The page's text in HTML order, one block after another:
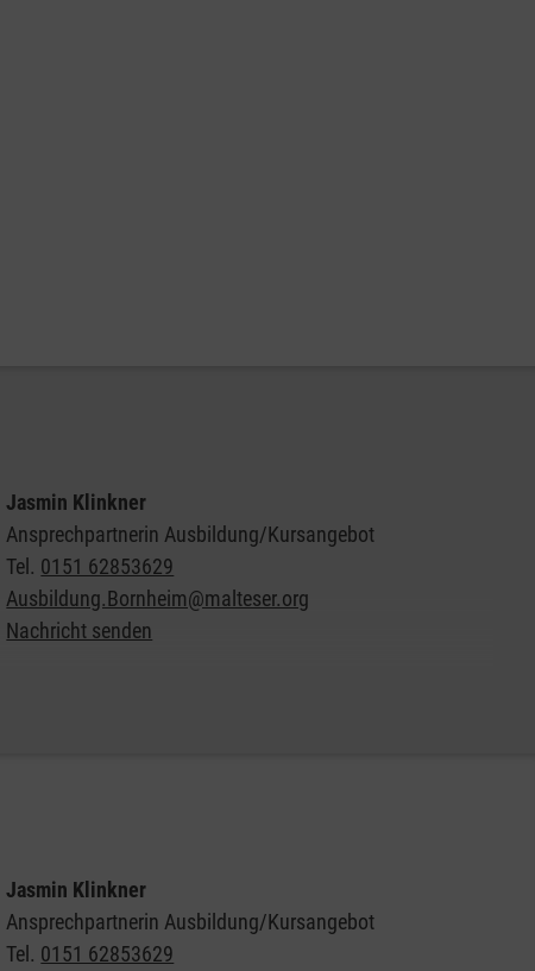
Jasmin Klinkner
Ansprechpartnerin Ausbildung/Kursangebot
Tel. 0151 62853629
Ausbildung.Bornheim@malteser.org
Nachricht senden
Jasmin Klinkner
Ansprechpartnerin Ausbildung/Kursangebot
Tel. 0151 62853629